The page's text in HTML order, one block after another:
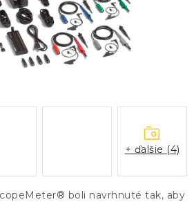
GDPR Slovník pojmov
boli navrhnuté tak, aby
+ ďalšie (4)